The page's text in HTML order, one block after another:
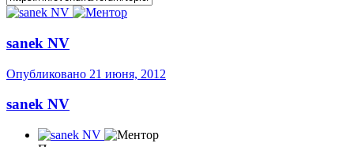
sanek NV
Опубликовано 21 июня, 2012
sanek NV